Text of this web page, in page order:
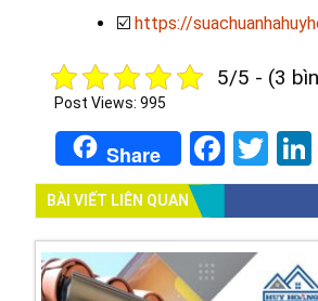
☑️ https://
5/5 - (3
Post Views: 995
Share
BÀI VIẾT LIÊN QUAN